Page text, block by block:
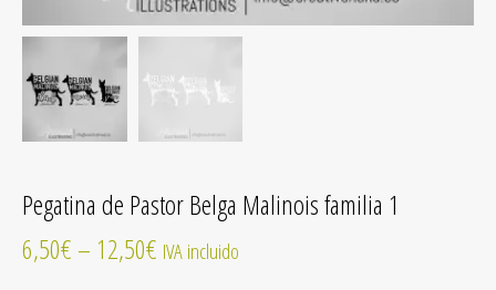
Pegatina de Pastor Belga Malinois familia 1
6,50€ – 12,50€ IVA incluido